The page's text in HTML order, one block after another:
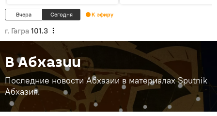
Вчера Сегодня К эфиру
г. Гагра 101.3
В Абхазии
Последние новости Абхазии в материалах Sputnik
Абхазия.